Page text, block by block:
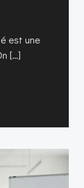
est une
[…]